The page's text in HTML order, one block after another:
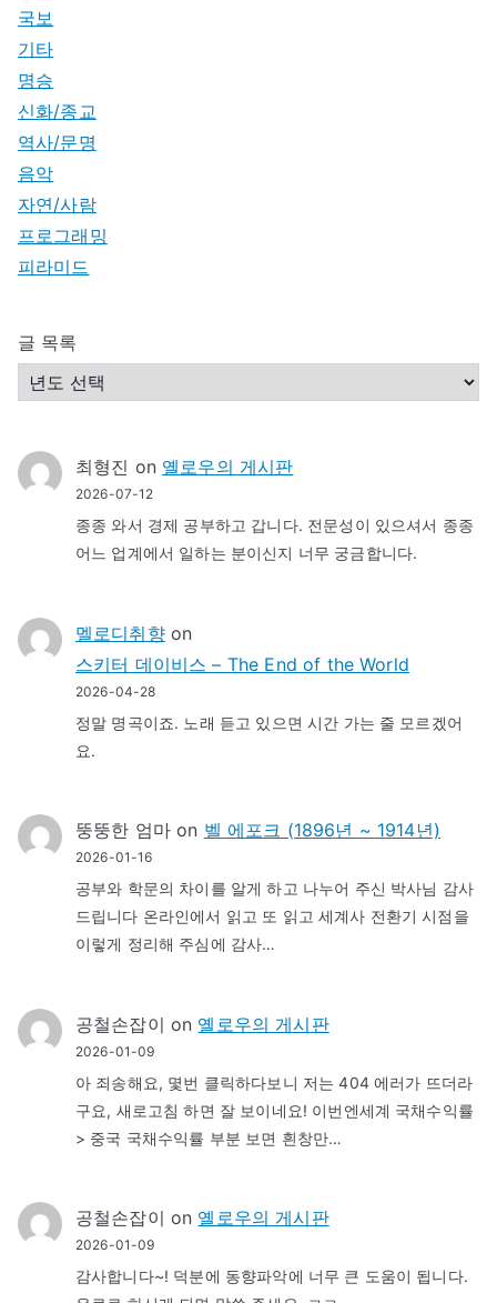
국보
기타
명승
신화/종교
역사/문명
음악
자연/사람
프로그래밍
피라미드
글 목록
최형진 on 옐로우의 게시판
2026-07-12
종종 와서 경제 공부하고 갑니다. 전문성이 있으셔서 종종
어느 업계에서 일하는 분이신지 너무 궁금합니다.
멜로디취향on
스키터 데이비스 – The End of the World
2026-04-28
정말 명곡이죠. 노래 듣고 있으면 시간 가는 줄 모르겠어
요.
뚱뚱한 엄마on 벨 에포크 (1896년 ~ 1914년)
2026-01-16
공부와 학문의 차이를 알게 하고 나누어 주신 박사님 감사
드립니다 온라인에서 읽고 또 읽고 세계사 전환기 시점을
이렇게 정리해 주심에 감사…
공철손잡이 on 옐로우의 게시판
2026-01-09
아 죄송해요, 몇번 클릭하다보니 저는 404 에러가 뜨더라
구요, 새로고침 하면 잘 보이네요! 이번엔세계 국채수익률
> 중국 국채수익률 부분 보면 흰창만…
공철손잡이 on 옐로우의 게시판
2026-01-09
감사합니다~! 덕분에 동향파악에 너무 큰 도움이 됩니다.